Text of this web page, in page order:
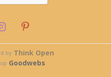
by Think Open
Goodwebs